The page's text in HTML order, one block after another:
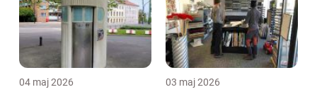
04 maj 2026 03 maj 2026